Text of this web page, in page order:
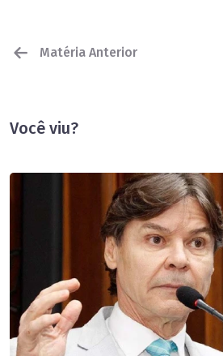
Matéria Anterior
Você viu?